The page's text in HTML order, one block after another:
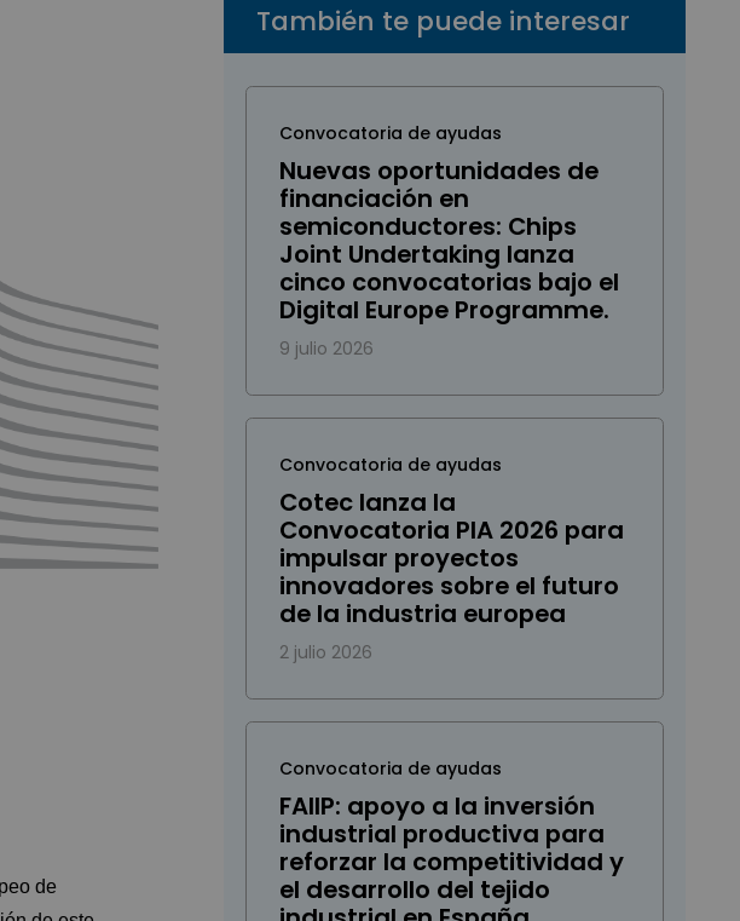
de
También te puede interesar
Convocatoria de ayudas
Nuevas oportunidades de
financiación en
semiconductores: Chips
Joint Undertaking lanza
cinco convocatorias bajo el
Digital Europe Programme.
9 julio 2026
Convocatoria de ayudas
Cotec lanza la
Convocatoria PIA 2026 para
impulsar proyectos
innovadores sobre el futuro
de la industria europea
2 julio 2026
Convocatoria de ayudas
FAIIP: apoyo a la inversión
industrial productiva para
reforzar la competitividad y
el desarrollo del tejido